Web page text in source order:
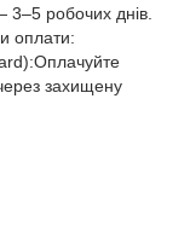
3–5 робочих днів.
оплати:
захищену